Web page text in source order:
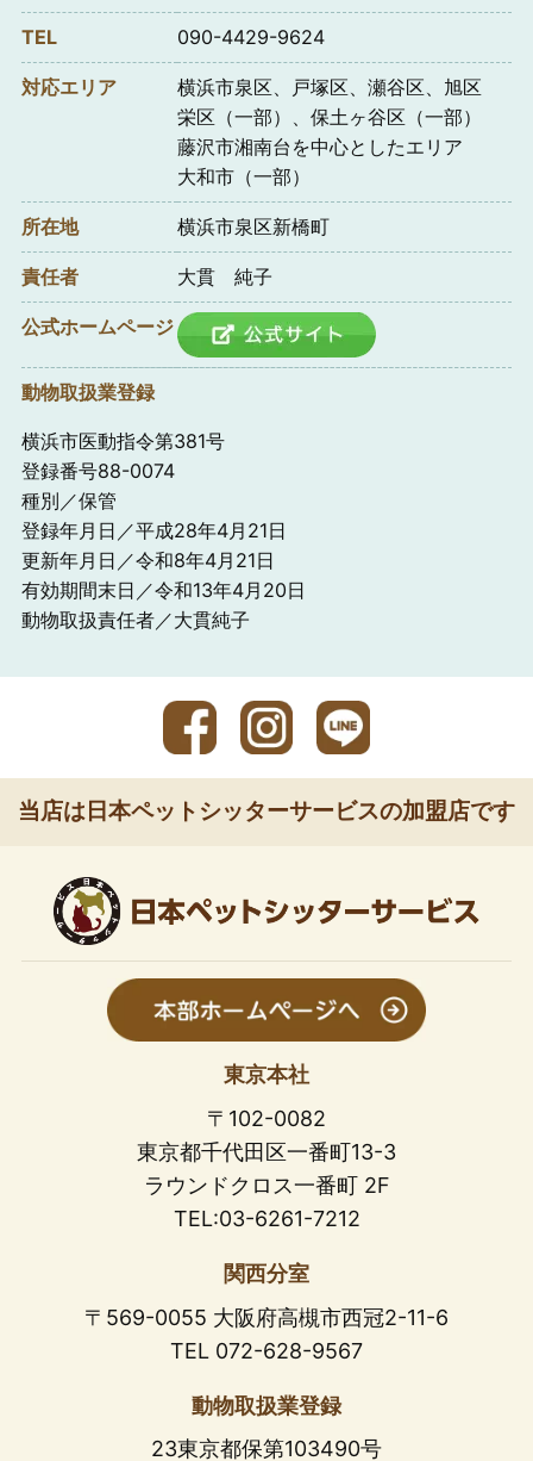
TEL 090-4429-9624
対応エリア
横浜市泉区、戸塚区、瀬谷区、旭区
栄区（一部）、保土ヶ谷区（一部）
藤沢市湘南台を中心としたエリア
大和市（一部）
所在地 横浜市泉区新橋町
責任者 大貫 純子
公式ホームページ
動物取扱業登録
横浜市医動指令第381号
登録番号88-0074
種別／保管
登録年月日／平成28年4月21日
更新年月日／令和8年4月21日
有効期間末日／令和13年4月20日
動物取扱責任者／大貫純子
当店は日本ペットシッターサービスの加盟店です
東京本社
〒102-0082
東京都千代田区一番町13-3
ラウンドクロス一番町 2F
TEL:03-6261-7212
関西分室
〒569-0055 大阪府高槻市西冠2-11-6
TEL 072-628-9567
動物取扱業登録
23東京都保第103490号